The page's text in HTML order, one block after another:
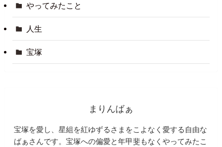
やってみたこと
人生
宝塚
まりんばぁ
宝塚を愛し、星組を紅ゆずるさまをこよなく愛する自由な
ばぁさんです。宝塚への偏愛と年甲斐もなくやってみたこ